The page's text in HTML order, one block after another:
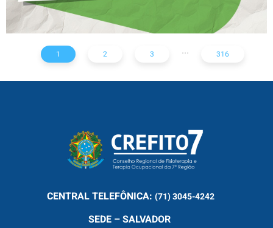
1 2 3 ... 316
CENTRALTELEFÔNICA: (71) 3045-4242
SEDE – SALVADOR